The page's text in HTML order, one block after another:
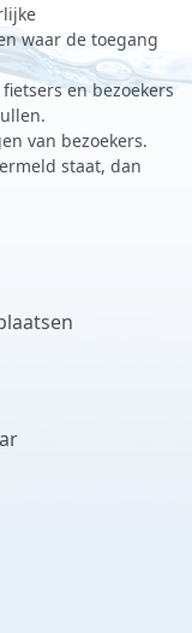
waar de toegang
en bezoekers
van bezoekers.
staat, dan